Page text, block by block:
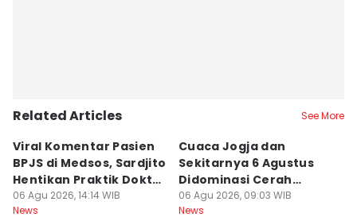
Related Articles See More
Viral Komentar Pasien
BPJS di Medsos, Sardjito
Hentikan Praktik Dokter
PPDS
06 Agu 2026, 14:14 WIB
News
Cuaca Jogja dan
Sekitarnya 6 Agustus
Didominasi Cerah
Berawan
06 Agu 2026, 09:03 WIB
News